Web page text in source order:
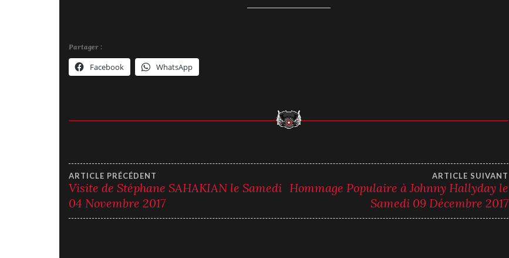
Partager :
Facebook WhatsApp
Navigation
de
ARTICLE PRÉCÉDENT
Visite de Stéphane SAHAKIAN le Samedi
04 Novembre 2017
ARTICLE SUIVANT
Hommage Populaire à Johnny Hallyday le
Samedi 09 Décembre 2017